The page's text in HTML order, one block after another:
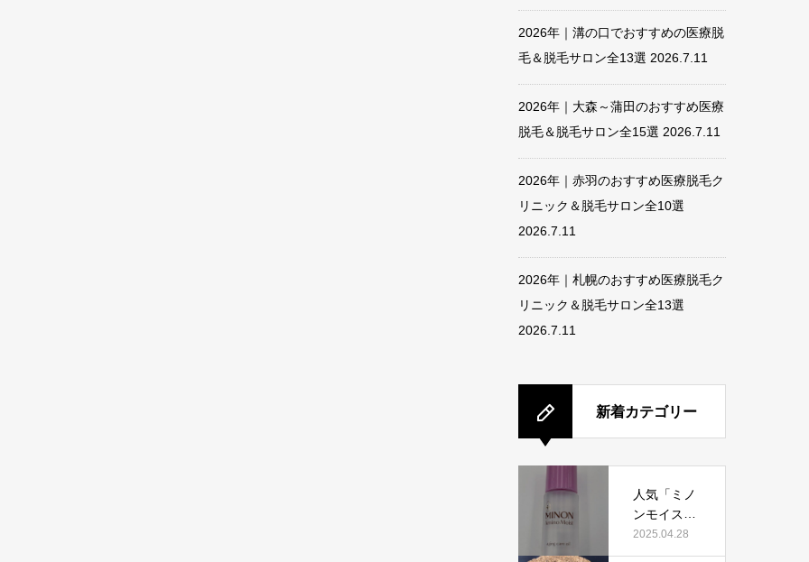
2026年｜溝の口でおすすめの医療脱
毛＆脱毛サロン全13選 2026.7.11
2026年｜大森～蒲田のおすすめ医療
脱毛＆脱毛サロン全15選 2026.7.11
2026年｜赤羽のおすすめ医療脱毛ク
リニック＆脱毛サロン全10選
2026.7.11
2026年｜札幌のおすすめ医療脱毛ク
リニック＆脱毛サロン全13選
2026.7.11
新着カテゴリー
人気「ミノ
ンモイスト
エイジング
ケアオイ
2025.04.28